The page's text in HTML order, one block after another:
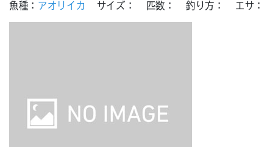
魚種： アオリイカ サイズ： 匹数： 釣り方： エサ：